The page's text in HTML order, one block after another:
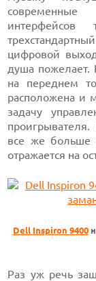
современные
цифровой
душа пожелает.
на переднем
расположена и
задачу
все же больше
отражается на
Dell Inspiron 9400
Раз уж речь